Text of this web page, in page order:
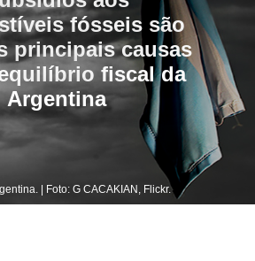
fósseis são
principais causas
fiscal da
Argentina
| Foto: G CACAKIAN, Flickr.